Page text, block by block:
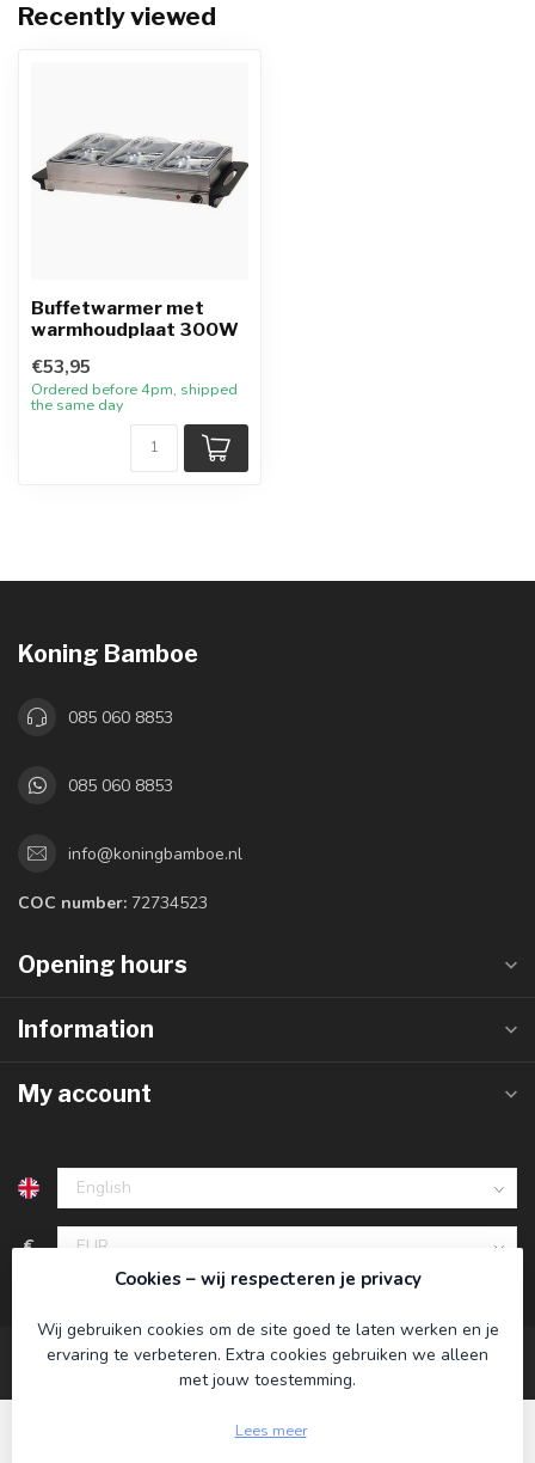
Recently viewed
Buffetwarmer met
warmhoudplaat 300W
€53,95
Ordered before 4pm, shipped
the same day
Koning Bamboe
085 060 8853
085 060 8853
info@koningbamboe.nl
COC number: 72734523
Opening hours
Information
My account
€
Cookies – wij respecteren je privacy
Wij gebruiken cookies om de site goed te laten werken en je
ervaring te verbeteren. Extra cookies gebruiken we alleen
met jouw toestemming.
Lees meer